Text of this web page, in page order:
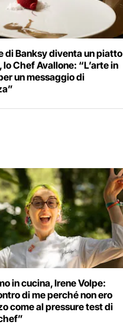
di Banksy diventa un piatto
Chef Avallone: “L’arte in
un messaggio di
in cucina, Irene Volpe:
di me perché non ero
come al pressure test di